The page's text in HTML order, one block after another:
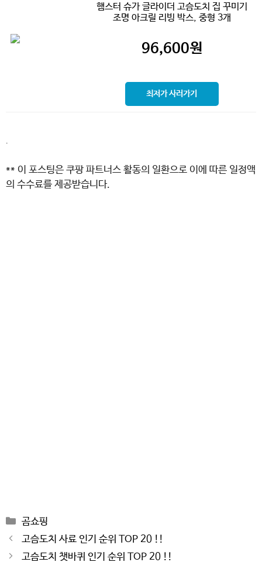
햄스터 슈가 글라이더 고슴도치 집 꾸미기
조명 아크릴 리빙 박스, 중형 3개
96,600원
최저가 사러가기
.
** 이 포스팅은 쿠팡 파트너스 활동의 일환으로 이에 따른 일정액
의 수수료를 제공받습니다.
Categories
곰쇼핑
Post
navigation
고슴도치 사료 인기 순위 TOP 20 !!
고슴도치 챗바퀴 인기 순위 TOP 20 !!